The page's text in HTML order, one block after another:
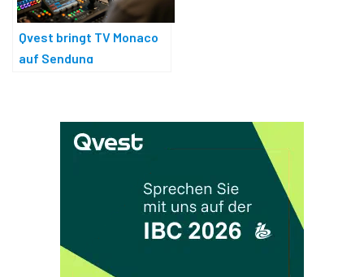
Qvest bringt TV Monaco
auf Sendung